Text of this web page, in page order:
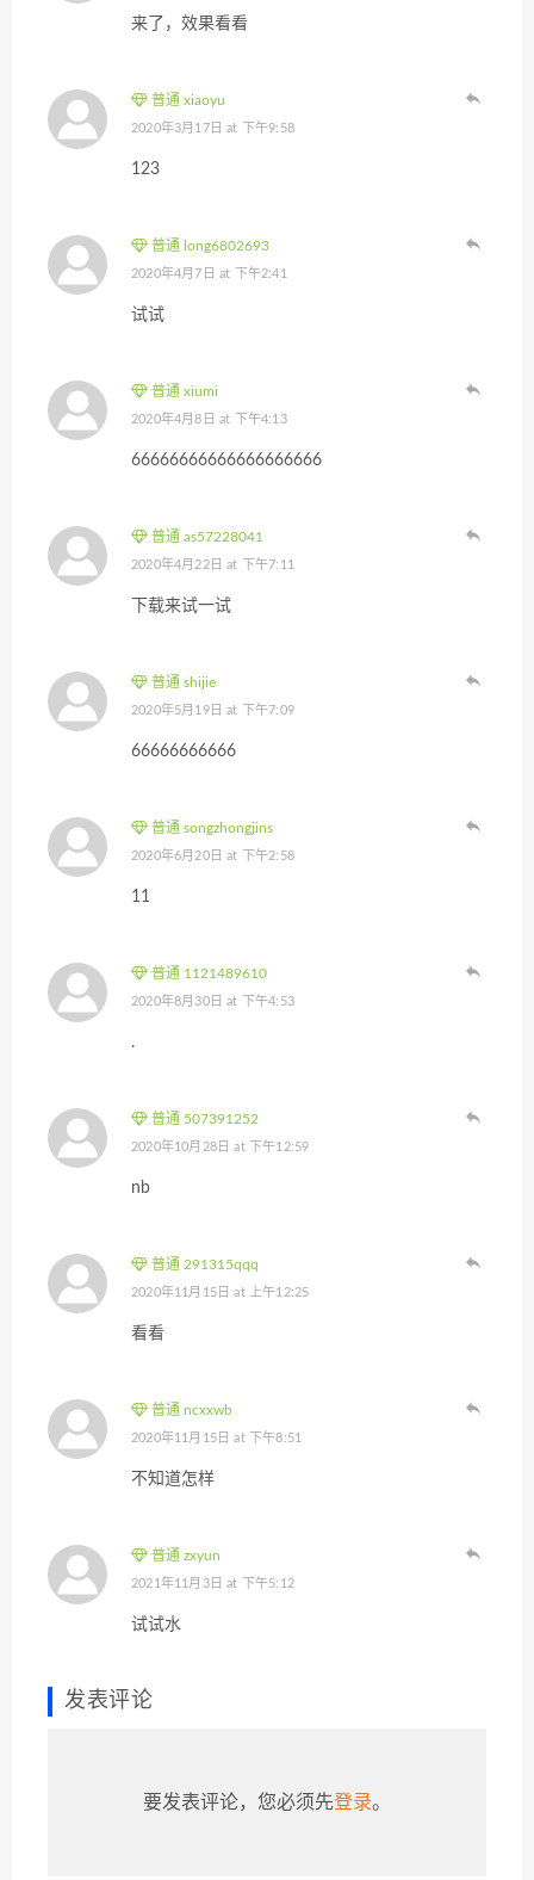
来了，效果看看
普通 xiaoyu
2020年3月17日 at 下午9:58
123
普通 long6802693
2020年4月7日 at 下午2:41
试试
普通 xiumi
2020年4月8日 at 下午4:13
66666666666666666666
普通 as57228041
2020年4月22日 at 下午7:11
下载来试一试
普通 shijie
2020年5月19日 at 下午7:09
66666666666
普通 songzhongjins
2020年6月20日 at 下午2:58
11
普通 1121489610
2020年8月30日 at 下午4:53
.
普通 507391252
2020年10月28日 at 下午12:59
nb
普通 291315qqq
2020年11月15日 at 上午12:25
看看
普通 ncxxwb
2020年11月15日 at 下午8:51
不知道怎样
普通 zxyun
2021年11月3日 at 下午5:12
试试水
发表评论
要发表评论，您必须先登录。